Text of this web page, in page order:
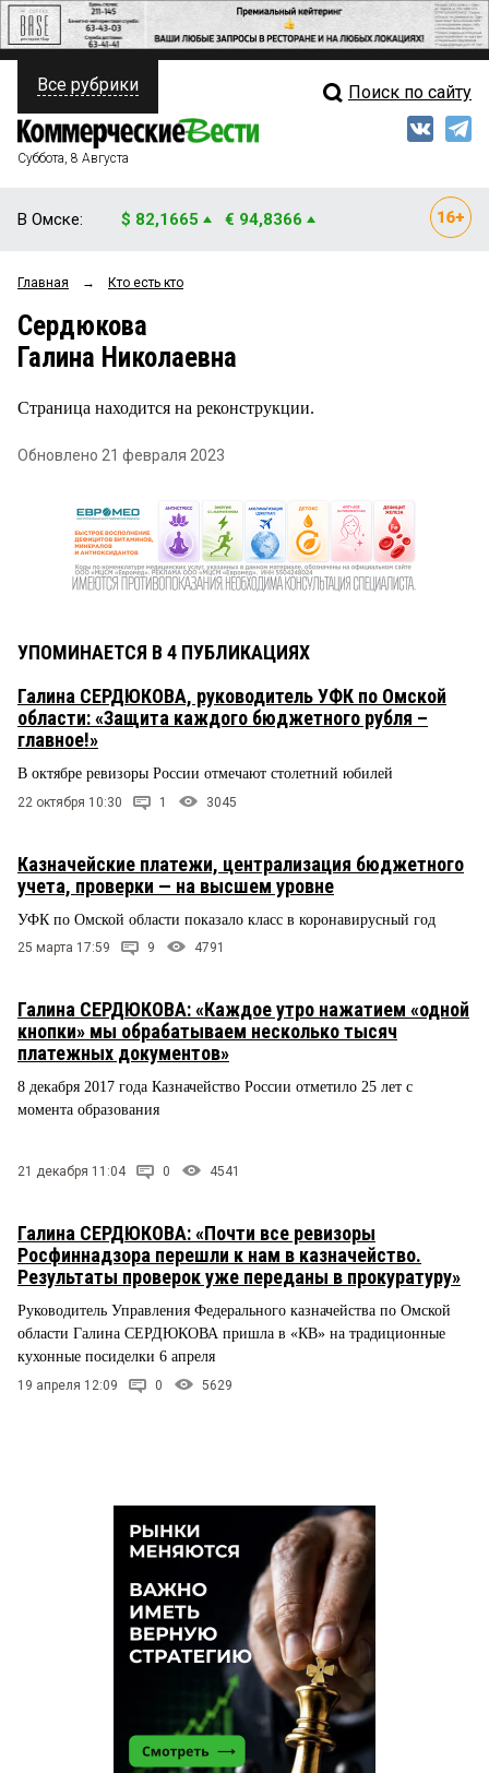
ПОЛИТИКА
ФИНАНСЫ
ОБЩЕСТВО
ЗАКОН
Свежий выпуск
Все рубрики Поиск по сайту
Суббота, 8 Августа
В Омске: $ 82,1665 € 94,8366
Главная → Кто есть кто
Сердюкова
Галина Николаевна
Страница находится на реконструкции.
Обновлено 21 февраля 2023
УПОМИНАЕТСЯ В 4 ПУБЛИКАЦИЯХ
Галина СЕРДЮКОВА, руководитель УФК по Омской
области: «Защита каждого бюджетного рубля –
главное!»
В октябре ревизоры России отмечают столетний юбилей
22 октября 10:30 1 3045
Казначейские платежи, централизация бюджетного
учета, проверки — на высшем уровне
УФК по Омской области показало класс в коронавирусный год
25 марта 17:59 9 4791
Галина СЕРДЮКОВА: «Каждое утро нажатием «одной
кнопки» мы обрабатываем несколько тысяч
платежных документов»
8 декабря 2017 года Казначейство России отметило 25 лет с
момента образования
21 декабря 11:04 0 4541
Галина СЕРДЮКОВА: «Почти все ревизоры
Росфиннадзора перешли к нам в казначейство.
Результаты проверок уже переданы в прокуратуру»
Руководитель Управления Федерального казначейства по Омской
области Галина СЕРДЮКОВА пришла в «КВ» на традиционные
кухонные посиделки 6 апреля
19 апреля 12:09 0 5629